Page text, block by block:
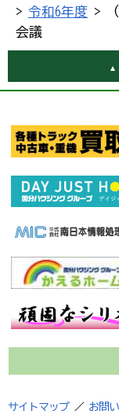
> 令和6年度 >
会議
サイトマップ ／ お問